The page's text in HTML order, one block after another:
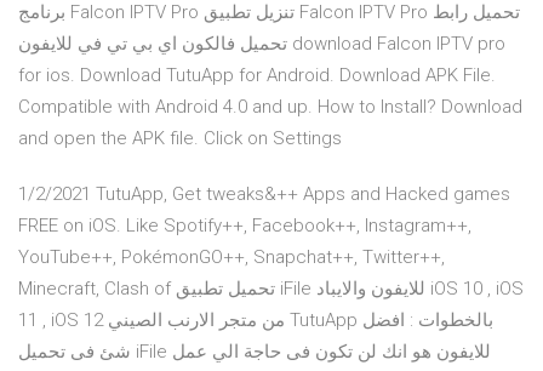
برنامج Falcon IPTV Pro تنزيل تطبيق Falcon IPTV Pro تحميل رابط
تحميل فالكون اي بي تي في للايفون download Falcon IPTV pro
for ios. Download TutuApp for Android. Download APK File.
Compatible with Android 4.0 and up. How to Install? Download
and open the APK file. Click on Settings
1/2/2021 TutuApp, Get tweaks&++ Apps and Hacked games
FREE on iOS. Like Spotify++, Facebook++, Instagram++,
YouTube++, PokémonGO++, Snapchat++, Twitter++,
Minecraft, Clash of تحميل تطبيق iFile للايفون والايباد iOS 10 , iOS
11 , iOS 12 من متجر الارنب الصيني TutuApp بالخطوات : افضل
شئ فى تحميل iFile للايفون هو انك لن تكون فى حاجة الي عمل